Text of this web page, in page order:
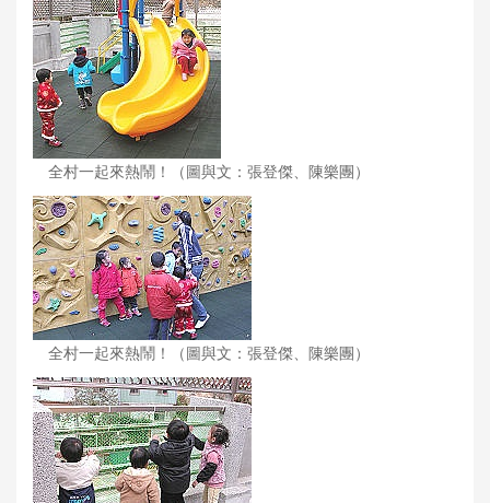
全村一起來熱鬧！（圖與文：張登傑、陳樂團）
全村一起來熱鬧！（圖與文：張登傑、陳樂團）